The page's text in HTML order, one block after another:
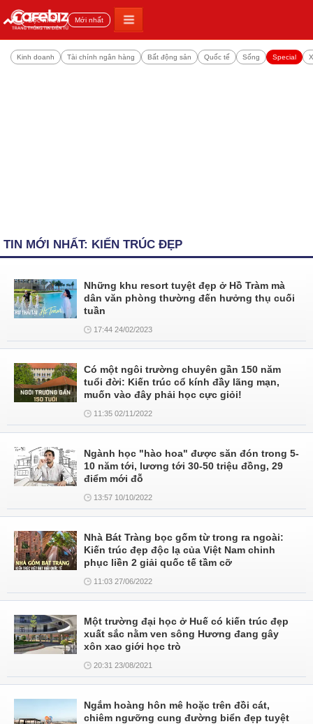
Đọc nhiều Mới nhất
Kinh doanh Tài chính ngân hàng Bất động sản Quốc tế Sống Special
TIN MỚI NHẤT: KIẾN TRÚC ĐẸP
Những khu resort tuyệt đẹp ở Hồ Tràm mà
dân văn phòng thường đến hưởng thụ cuối
tuần
17:44 24/02/2023
Có một ngôi trường chuyên gần 150 năm
tuổi đời: Kiến trúc cổ kính đầy lãng mạn,
muốn vào đây phải học cực giỏi!
11:35 02/11/2022
Ngành học "hào hoa" được săn đón trong 5-
10 năm tới, lương tới 30-50 triệu đồng, 29
điểm mới đỗ
13:57 10/10/2022
Nhà Bát Tràng bọc gốm từ trong ra ngoài:
Kiến trúc đẹp độc lạ của Việt Nam chinh
phục liền 2 giải quốc tế tầm cỡ
11:03 27/06/2022
Một trường đại học ở Huế có kiến trúc đẹp
xuất sắc nằm ven sông Hương đang gây
xôn xao giới học trò
20:31 23/08/2021
Ngắm hoàng hôn mê hoặc trên đồi cát,
chiêm ngưỡng cung đường biển đẹp tuyệt